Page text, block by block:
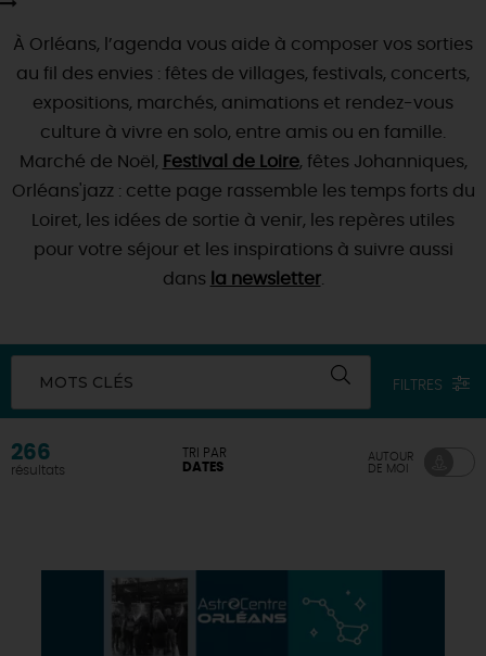
TOUTES LES ACTIVITÉS
Vins etvignobles
Chic, une aire de pique-nique
Par ici lesguinguettes
Que rapporter du Loiret ?
La Route desMétiers d'Art
TOUT L'ART DE VIVRE
(re)Découvrir les coulisses de la Faïencerie de
Gien !
Expérimenterles parcours Baludik🕵️
Rendez-vous de la nature en 2026
Des sorties en famille dans le Loiret !
AUJOURD'HUI
CE WEEK-END
RÉSERVERMAINTENANT
À Orléans, l’agenda vous aide à composer vos sorties
au fil des envies : fêtes de villages, festivals, concerts,
expositions, marchés, animations et rendez-vous
culture à vivre en solo, entre amis ou en famille.
Marché de Noël, Festival de Loire, fêtes Johanniques,
Orléans'jazz : cette page rassemble les temps forts du
Loiret, les idées de sortie à venir, les repères utiles
pour votre séjour et les inspirations à suivre aussi
dans
la newsletter.
MOTS CLÉS FILTRES
266
résultats
TRI PAR
DATES
AUTOUR
DE MOI